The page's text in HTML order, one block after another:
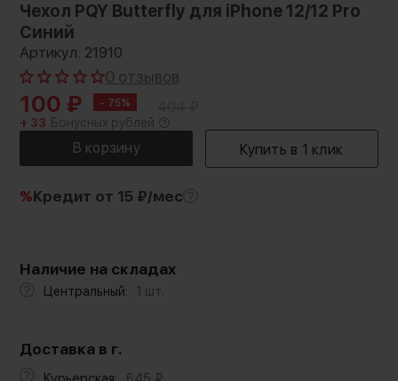
Чехол PQY Butterfly для iPhone 12/12 Pro
Синий
Артикул: 21910
0 отзывов
100 ₽ - 75%
+ 33 Бонусных рублей
%Кредит от 15 ₽/мес
Наличие на складах
Центральный: 1 шт.
Доставка в г.